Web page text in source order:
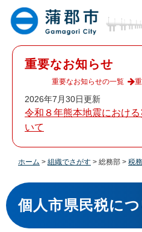
重要なお知らせ
2026年7月30日更新
令和８年熊本地震におけ
いて
重要なお知らせの一覧
ホーム > 組織でさがす > 総務部 > 税
本
文
個人市県民税に